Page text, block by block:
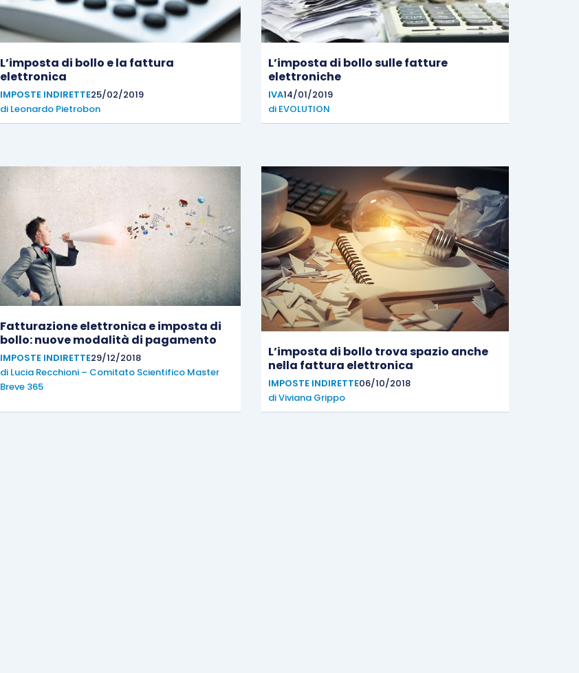
L’imposta di bollo e la fattura
elettronica
IMPOSTE INDIRETTE25/02/2019
di Leonardo Pietrobon
L’imposta di bollo sulle fatture
elettroniche
IVA14/01/2019
di EVOLUTION
Fatturazione elettronica e imposta di
bollo: nuove modalità di pagamento
IMPOSTE INDIRETTE29/12/2018
di Lucia Recchioni – Comitato Scientifico Master
Breve 365
L’imposta di bollo trova spazio anche
nella fattura elettronica
IMPOSTE INDIRETTE06/10/2018
diViviana Grippo